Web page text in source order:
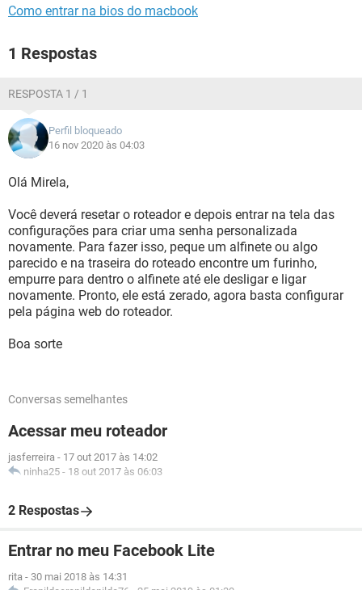
Como entrar na bios do macbook
1 Respostas
RESPOSTA 1 / 1
Perfil bloqueado
16 nov 2020 às 04:03
Olá Mirela,
Você deverá resetar o roteador e depois entrar na tela das
configurações para criar uma senha personalizada
novamente. Para fazer isso, peque um alfinete ou algo
parecido e na traseira do roteado encontre um furinho,
empurre para dentro o alfinete até ele desligar e ligar
novamente. Pronto, ele está zerado, agora basta configurar
pela página web do roteador.
Boa sorte
Conversas semelhantes
Acessar meu roteador
jasferreira - 17 out 2017 às 14:02
ninha25 - 18 out 2017 às 06:03
2 Respostas
Entrar no meu Facebook Lite
rita - 30 mai 2018 às 14:31